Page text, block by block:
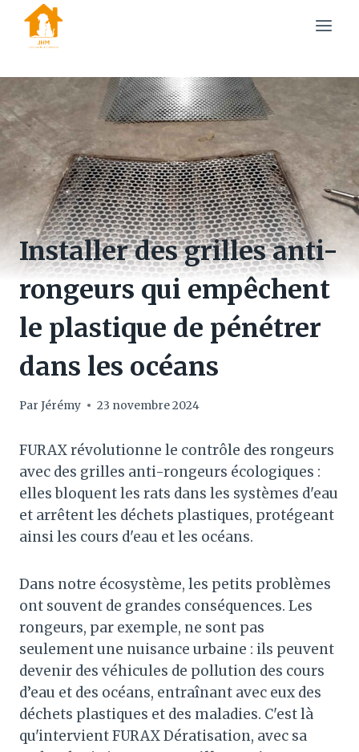
content
Installer des grilles anti-
rongeurs qui empêchent
le plastique de pénétrer
dans les océans
Par Jérémy 23 novembre 2024
FURAX révolutionne le contrôle des rongeurs
avec des grilles anti-rongeurs écologiques :
elles bloquent les rats dans les systèmes d'eau
et arrêtent les déchets plastiques, protégeant
ainsi les cours d'eau et les océans.
Dans notre écosystème, les petits problèmes
ont souvent de grandes conséquences. Les
rongeurs, par exemple, ne sont pas
seulement une nuisance urbaine : ils peuvent
devenir des véhicules de pollution des cours
d’eau et des océans, entraînant avec eux des
déchets plastiques et des maladies. C'est là
qu'intervient FURAX Dératisation, avec sa